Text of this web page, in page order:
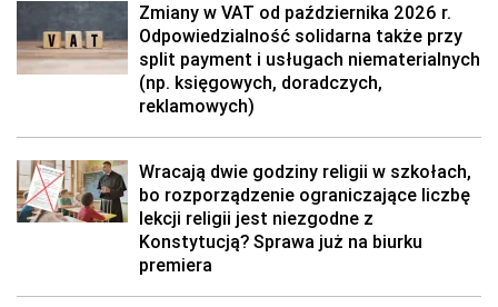
Zmiany w VAT od października 2026 r.
Odpowiedzialność solidarna także przy
split payment i usługach niematerialnych
(np. księgowych, doradczych,
reklamowych)
Wracają dwie godziny religii w szkołach,
bo rozporządzenie ograniczające liczbę
lekcji religii jest niezgodne z
Konstytucją? Sprawa już na biurku
premiera